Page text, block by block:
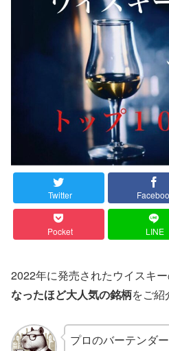
Twitter
Pocket LINE
2022年に発売されたウイスキー
なったほど大人気の銘柄をご紹
プロのバーテンダ